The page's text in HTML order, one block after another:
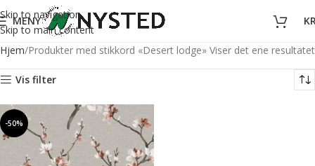
Skip to navigation
Skip to main content
MENY
Hjem Produkter med stikkord «Desert lodge» Viser det ene resultatet
Vis filter
-50%